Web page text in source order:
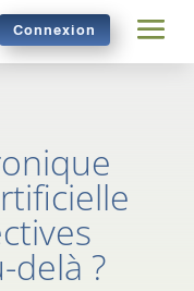
Connexion
delà ?